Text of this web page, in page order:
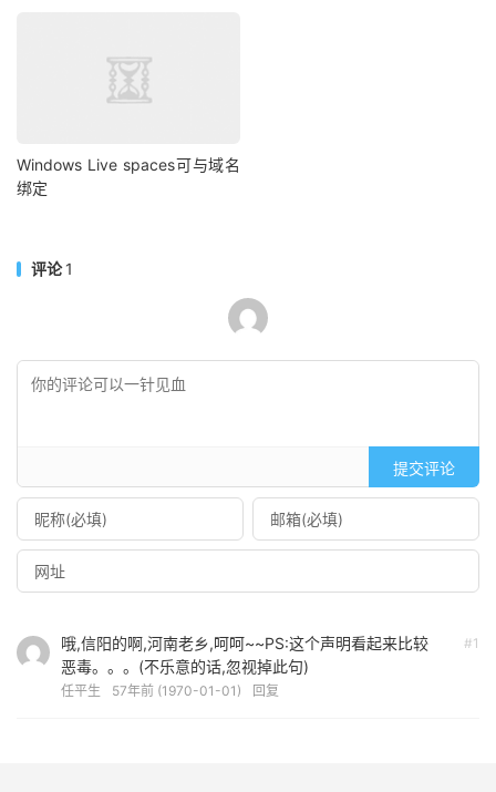
Windows Live spaces可与域名
绑定
评论1
提交评论
#1
哦,信阳的啊,河南老乡,呵呵~~PS:这个声明看起来比较
恶毒。。。(不乐意的话,忽视掉此句)
任平生 57年前 (1970-01-01) 回复